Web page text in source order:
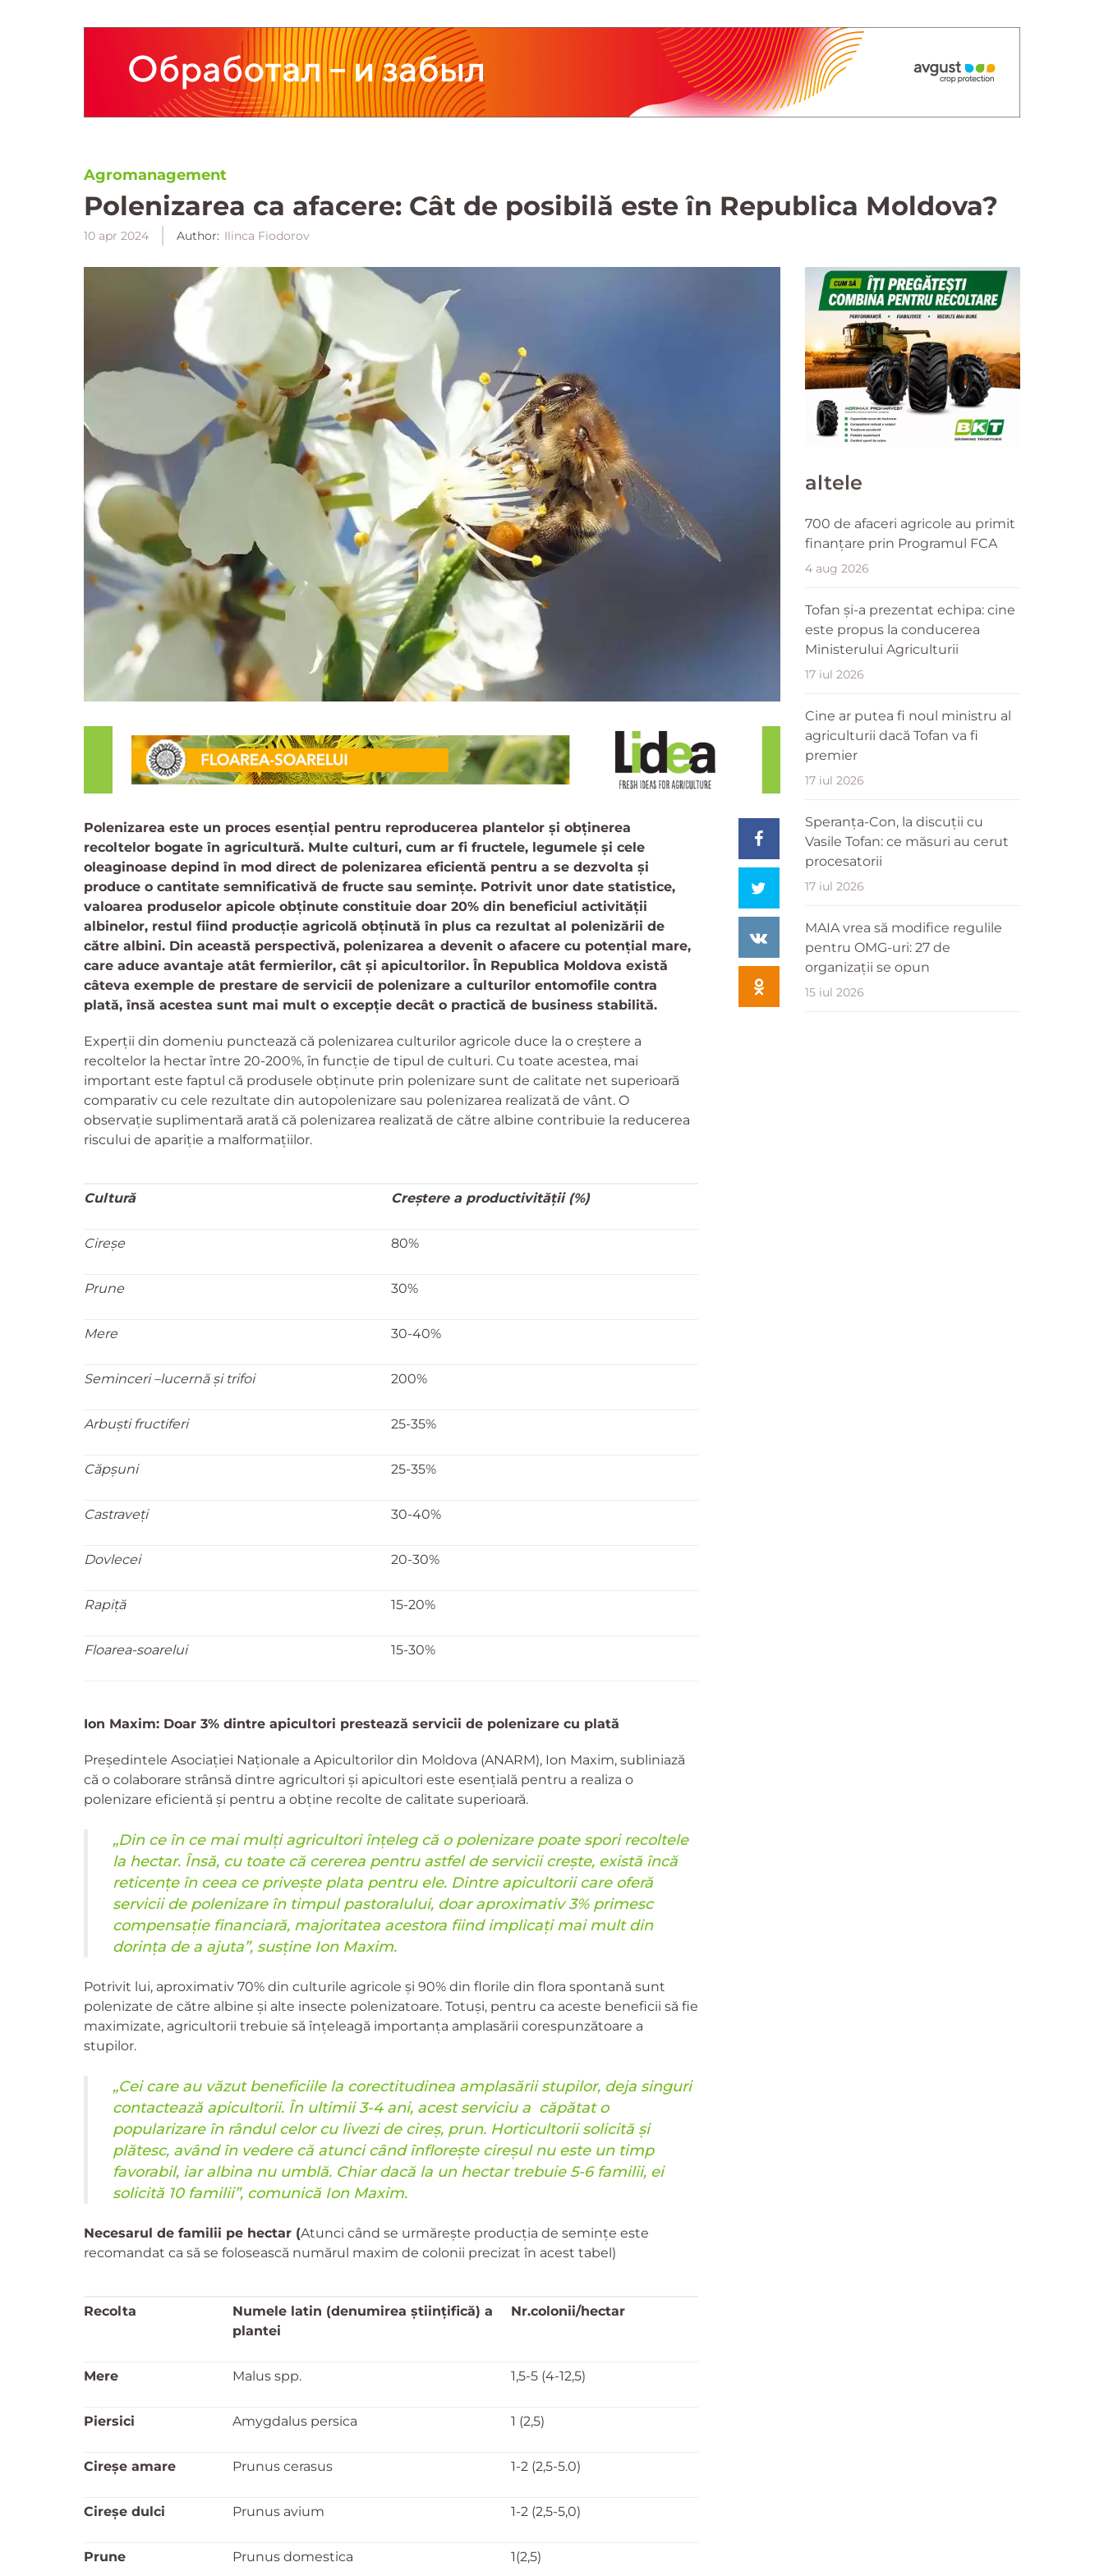
Agromanagement
Polenizarea ca afacere: Cât de posibilă este în Republica Moldova?
10 apr 2024 Author: Ilinca Fiodorov
Polenizarea este un proces esențial pentru reproducerea plantelor și obținerea
recoltelor bogate în agricultură. Multe culturi, cum ar fi fructele, legumele și cele
oleaginoase depind în mod direct de polenizarea eficientă pentru a se dezvolta și
produce o cantitate semnificativă de fructe sau semințe. Potrivit unor date statistice,
valoarea produselor apicole obținute constituie doar 20% din beneficiul activității
albinelor, restul fiind producție agricolă obținută în plus ca rezultat al polenizării de
către albini. Din această perspectivă, polenizarea a devenit o afacere cu potențial mare,
care aduce avantaje atât fermierilor, cât și apicultorilor. În Republica Moldova există
câteva exemple de prestare de servicii de polenizare a culturilor entomofile contra
plată, însă acestea sunt mai mult o excepție decât o practică de business stabilită.
Experții din domeniu punctează că polenizarea culturilor agricole duce la o creștere a
recoltelor la hectar între 20-200%, în funcție de tipul de culturi. Cu toate acestea, mai
important este faptul că produsele obținute prin polenizare sunt de calitate net superioară
comparativ cu cele rezultate din autopolenizare sau polenizarea realizată de vânt. O
observație suplimentară arată că polenizarea realizată de către albine contribuie la reducerea
riscului de apariție a malformațiilor.
Cultură Creștere a productivității (%)
Cireșe 80%
Prune 30%
Mere 30-40%
Seminceri –lucernă şi trifoi 200%
Arbuști fructiferi 25-35%
Căpșuni 25-35%
Castraveți 30-40%
Dovlecei 20-30%
Rapiță 15-20%
Floarea-soarelui 15-30%
Ion Maxim: Doar 3% dintre apicultori prestează servicii de polenizare cu plată
Președintele Asociației Naționale a Apicultorilor din Moldova (ANARM), Ion Maxim, subliniază
că o colaborare strânsă dintre agricultori și apicultori este esențială pentru a realiza o
polenizare eficientă și pentru a obține recolte de calitate superioară.
„Din ce în ce mai mulți agricultori înțeleg că o polenizare poate spori recoltele
la hectar. Însă, cu toate că cererea pentru astfel de servicii crește, există încă
reticențe în ceea ce privește plata pentru ele. Dintre apicultorii care oferă
servicii de polenizare în timpul pastoralului, doar aproximativ 3% primesc
compensație financiară, majoritatea acestora fiind implicați mai mult din
dorința de a ajuta”, susține Ion Maxim.
Potrivit lui, aproximativ 70% din culturile agricole și 90% din florile din flora spontană sunt
polenizate de către albine și alte insecte polenizatoare. Totuși, pentru ca aceste beneficii să fie
maximizate, agricultorii trebuie să înțeleagă importanța amplasării corespunzătoare a
stupilor.
„Cei care au văzut beneficiile la corectitudinea amplasării stupilor, deja singuri
contactează apicultorii. În ultimii 3-4 ani, acest serviciu a căpătat o
popularizare în rândul celor cu livezi de cireș, prun. Horticultorii solicită și
plătesc, având în vedere că atunci când înflorește cireșul nu este un timp
favorabil, iar albina nu umblă. Chiar dacă la un hectar trebuie 5-6 familii, ei
solicită 10 familii”, comunică Ion Maxim.
Necesarul de familii pe hectar (Atunci când se urmăreşte producţia de seminţe este
recomandat ca să se folosească numărul maxim de colonii precizat în acest tabel)
Recolta Numele latin (denumirea ştiinţifică) a
plantei
Nr.colonii/hectar
Mere Malus spp. 1,5-5 (4-12,5)
Piersici Amygdalus persica 1 (2,5)
Cireşe amare Prunus cerasus 1-2 (2,5-5.0)
Cireşe dulci Prunus avium 1-2 (2,5-5,0)
Prune Prunus domestica 1(2,5)
altele
700 de afaceri agricole au primit
finanțare prin Programul FCA
4 aug 2026
Tofan și-a prezentat echipa: cine
este propus la conducerea
Ministerului Agriculturii
17 iul 2026
Cine ar putea fi noul ministru al
agriculturii dacă Tofan va fi
premier
17 iul 2026
Speranța-Con, la discuții cu
Vasile Tofan: ce măsuri au cerut
procesatorii
17 iul 2026
MAIA vrea să modifice regulile
pentru OMG-uri: 27 de
organizații se opun
15 iul 2026